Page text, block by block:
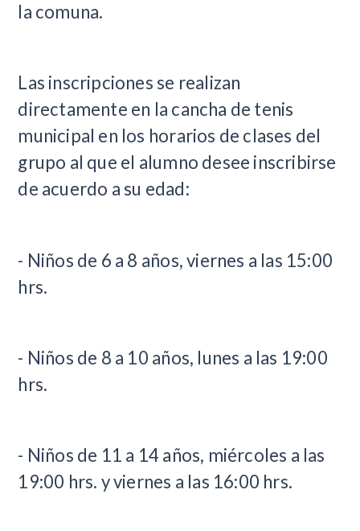
la comuna.
Las inscripciones se realizan
directamente en la cancha de tenis
municipal en los horarios de clases del
grupo al que el alumno desee inscribirse
de acuerdo a su edad:
- Niños de 6 a 8 años, viernes a las 15:00
hrs.
- Niños de 8 a 10 años, lunes a las 19:00
hrs.
- Niños de 11 a 14 años, miércoles a las
19:00 hrs. y viernes a las 16:00 hrs.